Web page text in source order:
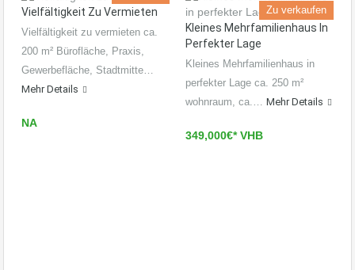
Vielfältigkeit Zu Vermieten
Vielfältigkeit zu vermieten ca.
200 m² Bürofläche, Praxis,
Gewerbefläche, Stadtmitte…
Mehr Details
NA
Zu verkaufen
Kleines Mehrfamilienhaus In
Perfekter Lage
Kleines Mehrfamilienhaus in
perfekter Lage ca. 250 m²
wohnraum, ca.… Mehr Details
349,000€* VHB